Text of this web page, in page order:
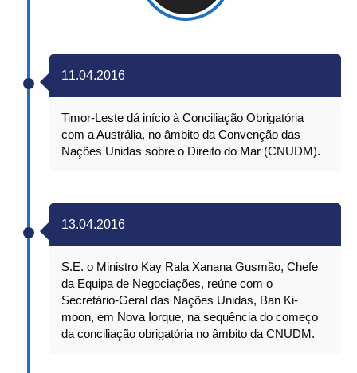
11.04.2016
Timor-Leste dá início à Conciliação Obrigatória
com a Austrália, no âmbito da Convenção das
Nações Unidas sobre o Direito do Mar (CNUDM).
13.04.2016
S.E. o Ministro Kay Rala Xanana Gusmão, Chefe
da Equipa de Negociações, reúne com o
Secretário-Geral das Nações Unidas, Ban Ki-
moon, em Nova Iorque, na sequência do começo
da conciliação obrigatória no âmbito da CNUDM.